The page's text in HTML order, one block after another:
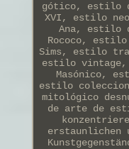
gótico, estilo
XVI, estilo
Ana, estilo
Rococo,
Sims, estilo
estilo
Masónico,
estilo
mitológico
de arte de
erstaunlichen